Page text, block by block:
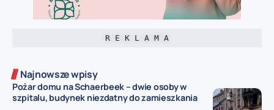
R E K L A M A
Najnowsze wpisy
Pożar domu na Schaerbeek – dwie osoby w
szpitalu, budynek niezdatny do zamieszkania